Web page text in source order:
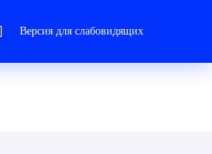
Версия для слабовидящих